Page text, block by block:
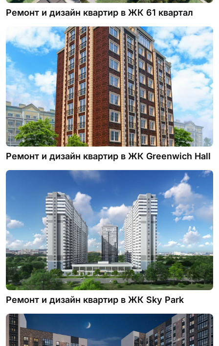
Ремонт и дизайн квартир в ЖК 61 квартал
Ремонт и дизайн квартир в ЖК Greenwich Нall
Ремонт и дизайн квартир в ЖК Sky Park